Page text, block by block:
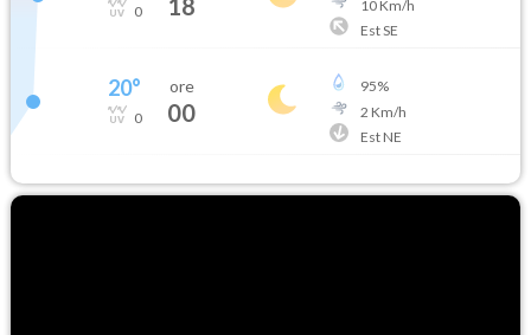
0 18
10Km/h
Est SE
20°
0
ore
00
95%
2 Km/h
Est NE